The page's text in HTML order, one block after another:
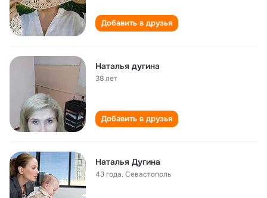
Добавить в друзья
Наталья дугина
38 лет
Добавить в друзья
Наталья Дугина
43 года,Севастополь